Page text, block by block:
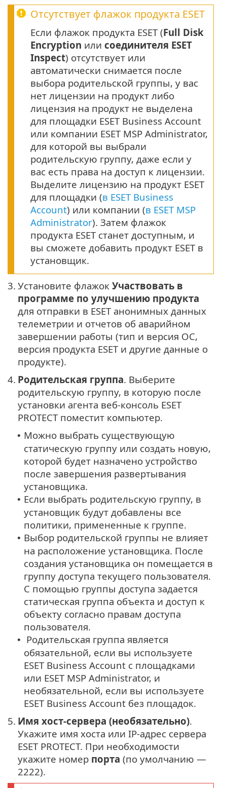
Отсутствует флажок продукта ESET
Если флажок продукта ESET (Full Disk
Encryption или соединителя ESET
Inspect) отсутствует или
автоматически снимается после
выбора родительской группы, у вас
нет лицензии на продукт либо
лицензия на продукт не выделена
для площадки ESET Business Account
или компании ESET MSP Administrator,
для которой вы выбрали
родительскую группу, даже если у
вас есть права на доступ к лицензии.
Выделите лицензию на продукт ESET
для площадки (в ESET Business
Account) или компании (в ESET MSP
Administrator). Затем флажок
продукта ESET станет доступным, и
вы сможете добавить продукт ESET в
установщик.
3. Установите флажок Участвовать в
программе по улучшению продукта
для отправки в ESET анонимных данных
телеметрии и отчетов об аварийном
завершении работы (тип и версия ОС,
версия продукта ESET и другие данные о
продукте).
4. Родительская группа. Выберите
родительскую группу, в которую после
установки агента веб-консоль ESET
PROTECT поместит компьютер.
• Можно выбрать существующую
статическую группу или создать новую,
которой будет назначено устройство
после завершения развертывания
установщика.
• Если выбрать родительскую группу, в
установщик будут добавлены все
политики, примененные к группе.
• Выбор родительской группы не влияет
на расположение установщика. После
создания установщика он помещается в
группу доступа текущего пользователя.
С помощью группы доступа задается
статическая группа объекта и доступ к
объекту согласно правам доступа
пользователя.
•
Родительская группа является
обязательной, если вы используете
ESET Business Account с площадками
или ESET MSP Administrator, и
необязательной, если вы используете
ESET Business Account без площадок.
5. Имя хост-сервера (необязательно).
Укажите имя хоста или IP-адрес сервера
ESET PROTECT. При необходимости
укажите номер порта (по умолчанию —
2222).